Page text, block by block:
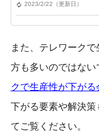
2023/2/22（更新日）
また、テレワーク
方も多いのではな
クで生産性が下が
下がる要素や解決
てご覧ください。